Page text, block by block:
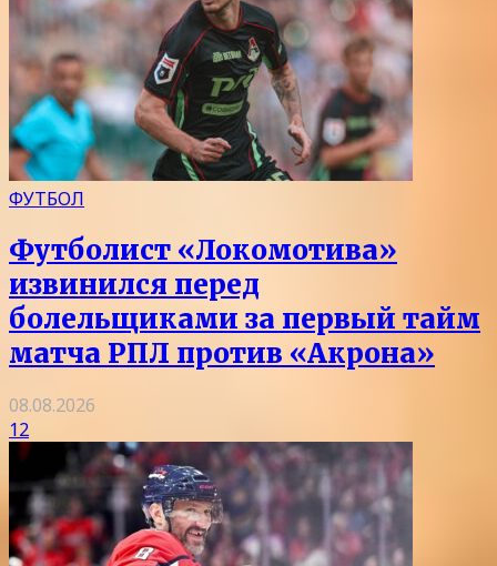
ФУТБОЛ
Футболист «Локомотива»
извинился перед
болельщиками за первый тайм
матча РПЛ против «Акрона»
08.08.2026
12